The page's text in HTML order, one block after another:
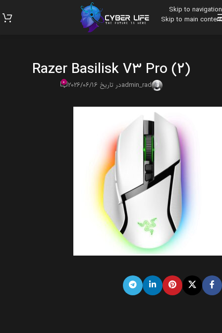
Skip to navigation
Skip to main content
Razer Basilisk V3 Pro (2)
admin_radدر تاریخ 2026/06/16 0